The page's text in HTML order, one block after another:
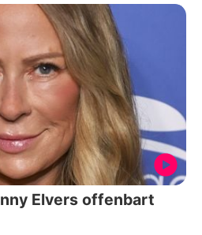
Elvers offenbart